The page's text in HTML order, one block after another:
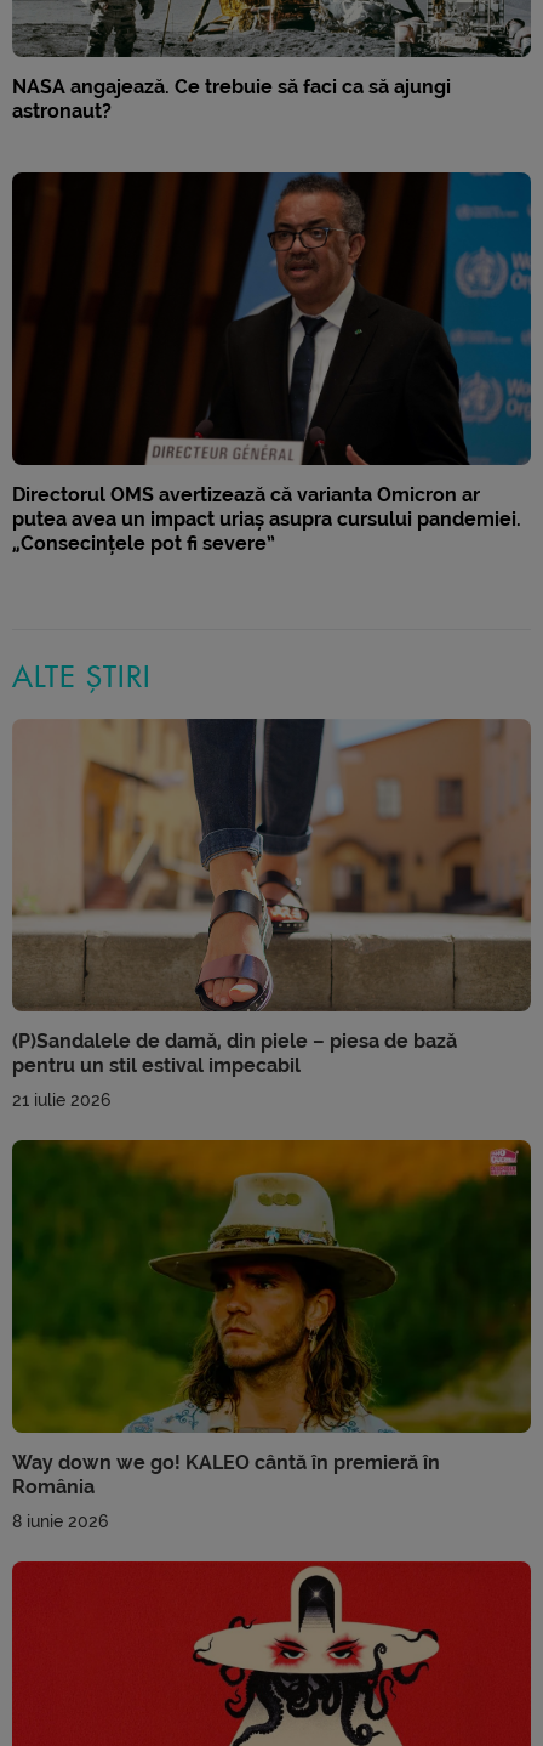
NASA angajează. Ce trebuie să faci ca să ajungi
astronaut?
Directorul OMS avertizează că varianta Omicron ar
putea avea un impact uriaș asupra cursului pandemiei.
„Consecințele pot fi severe”
ALTE ȘTIRI
(P)Sandalele de damă, din piele – piesa de bază
pentru un stil estival impecabil
21 iulie 2026
Way down we go! KALEO cântă în premieră în
România
8 iunie 2026